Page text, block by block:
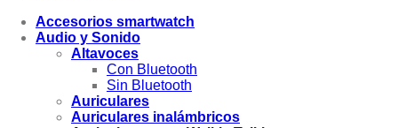
Accesorios smartwatch
Audio y Sonido
Altavoces
Con Bluetooth
Sin Bluetooth
Auriculares
Auriculares inalámbricos